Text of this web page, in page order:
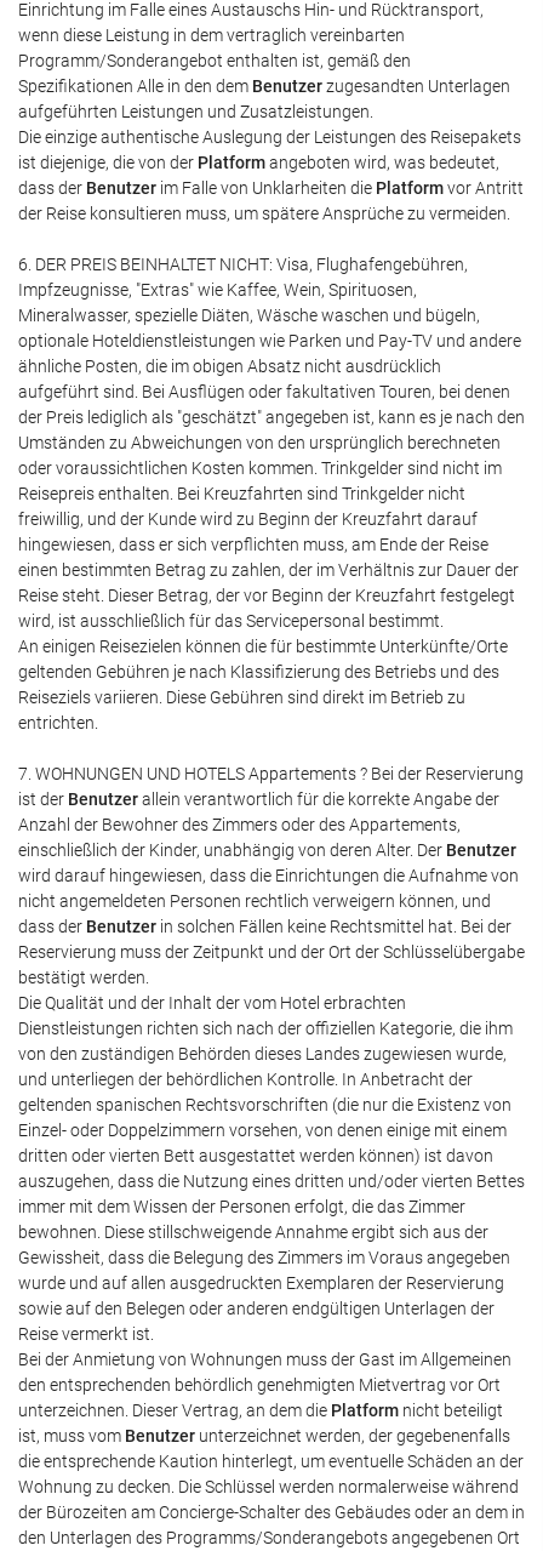
Einrichtung im Falle eines Austauschs Hin- und Rücktransport,
wenn diese Leistung in dem vertraglich vereinbarten
Programm/Sonderangebot enthalten ist, gemäß den
Spezifikationen Alle in den dem Benutzerzugesandten Unterlagen
aufgeführten Leistungen und Zusatzleistungen.
Die einzige authentische Auslegung der Leistungen des Reisepakets
ist diejenige, die von der Platformangeboten wird, was bedeutet,
dass der Benutzer im Falle von Unklarheiten die Platformvor Antritt
der Reise konsultieren muss, um spätere Ansprüche zu vermeiden.
6. DER PREIS BEINHALTET NICHT: Visa, Flughafengebühren,
Impfzeugnisse, "Extras" wie Kaffee, Wein, Spirituosen,
Mineralwasser, spezielle Diäten, Wäsche waschen und bügeln,
optionale Hoteldienstleistungen wie Parken und Pay-TV und andere
ähnliche Posten, die im obigen Absatz nicht ausdrücklich
aufgeführt sind. Bei Ausflügen oder fakultativen Touren, bei denen
der Preis lediglich als "geschätzt" angegeben ist, kann es je nach den
Umständen zu Abweichungen von den ursprünglich berechneten
oder voraussichtlichen Kosten kommen. Trinkgelder sind nicht im
Reisepreis enthalten. Bei Kreuzfahrten sind Trinkgelder nicht
freiwillig, und der Kunde wird zu Beginn der Kreuzfahrt darauf
hingewiesen, dass er sich verpflichten muss, am Ende der Reise
einen bestimmten Betrag zu zahlen, der im Verhältnis zur Dauer der
Reise steht. Dieser Betrag, der vor Beginn der Kreuzfahrt festgelegt
wird, ist ausschließlich für das Servicepersonal bestimmt.
An einigen Reisezielen können die für bestimmte Unterkünfte/Orte
geltenden Gebühren je nach Klassifizierung des Betriebs und des
Reiseziels variieren. Diese Gebühren sind direkt im Betrieb zu
entrichten.
7. WOHNUNGEN UND HOTELS Appartements ? Bei der Reservierung
ist der Benutzerallein verantwortlich für die korrekte Angabe der
Anzahl der Bewohner des Zimmers oder des Appartements,
einschließlich der Kinder, unabhängig von deren Alter. Der Benutzer
wird darauf hingewiesen, dass die Einrichtungen die Aufnahme von
nicht angemeldeten Personen rechtlich verweigern können, und
dass der Benutzer in solchen Fällen keine Rechtsmittel hat. Bei der
Reservierung muss der Zeitpunkt und der Ort der Schlüsselübergabe
bestätigt werden.
Die Qualität und der Inhalt der vom Hotel erbrachten
Dienstleistungen richten sich nach der offiziellen Kategorie, die ihm
von den zuständigen Behörden dieses Landes zugewiesen wurde,
und unterliegen der behördlichen Kontrolle. In Anbetracht der
geltenden spanischen Rechtsvorschriften (die nur die Existenz von
Einzel- oder Doppelzimmern vorsehen, von denen einige mit einem
dritten oder vierten Bett ausgestattet werden können) ist davon
auszugehen, dass die Nutzung eines dritten und/oder vierten Bettes
immer mit dem Wissen der Personen erfolgt, die das Zimmer
bewohnen. Diese stillschweigende Annahme ergibt sich aus der
Gewissheit, dass die Belegung des Zimmers im Voraus angegeben
wurde und auf allen ausgedruckten Exemplaren der Reservierung
sowie auf den Belegen oder anderen endgültigen Unterlagen der
Reise vermerkt ist.
Bei der Anmietung von Wohnungen muss der Gast im Allgemeinen
den entsprechenden behördlich genehmigten Mietvertrag vor Ort
unterzeichnen. Dieser Vertrag, an dem die Platform nicht beteiligt
ist, muss vom Benutzer unterzeichnet werden, der gegebenenfalls
die entsprechende Kaution hinterlegt, um eventuelle Schäden an der
Wohnung zu decken. Die Schlüssel werden normalerweise während
der Bürozeiten am Concierge-Schalter des Gebäudes oder an dem in
den Unterlagen des Programms/Sonderangebots angegebenen Ort